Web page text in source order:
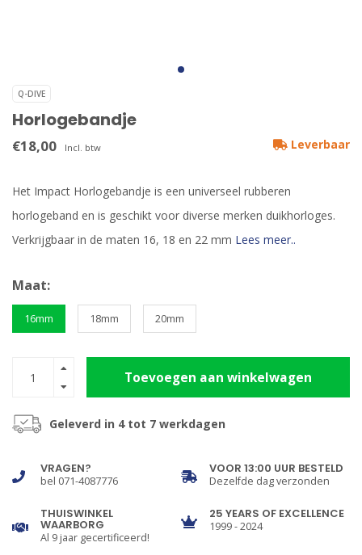
Q-DIVE
Horlogebandje
€18,00 Incl. btw Leverbaar
Het Impact Horlogebandje is een universeel rubberen
horlogeband en is geschikt voor diverse merken duikhorloges.
Verkrijgbaar in de maten 16, 18 en 22 mm Lees meer..
Maat:
16mm 18mm 20mm
Toevoegen aan winkelwagen
Geleverd in 4 tot 7 werkdagen
VRAGEN?
bel 071-4087776
VOOR 13:00 UUR BESTELD
Dezelfde dag verzonden
THUISWINKEL
WAARBORG
Al 9 jaar gecertificeerd!
25 YEARS OF EXCELLENCE
1999 - 2024